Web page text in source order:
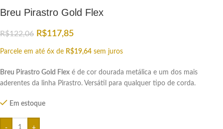
Breu Pirastro Gold Flex
R$122,06 R$117,85
Parcele em até 6x de R$19,64 sem juros
Breu Pirastro Gold Flex é de cor dourada metálica e um dos mais
aderentes da linha Pirastro. Versátil para qualquer tipo de corda.
Em estoque